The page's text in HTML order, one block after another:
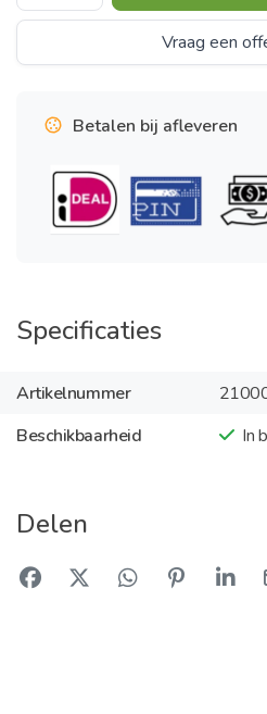
Vraag een
Betalen bij afleveren
Specificaties
Artikelnummer
Beschikbaarheid
In
Delen